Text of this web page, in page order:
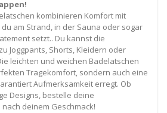
kombinieren Komfort mit
am Strand, in der Sauna oder sogar
setzt.. Du kannst die
Joggpants, Shorts, Kleidern oder
leichten und weichen Badelatschen
Tragekomfort, sondern auch eine
Aufmerksamkeit erregt. Ob
Designs, bestelle deine
deinem Geschmack!